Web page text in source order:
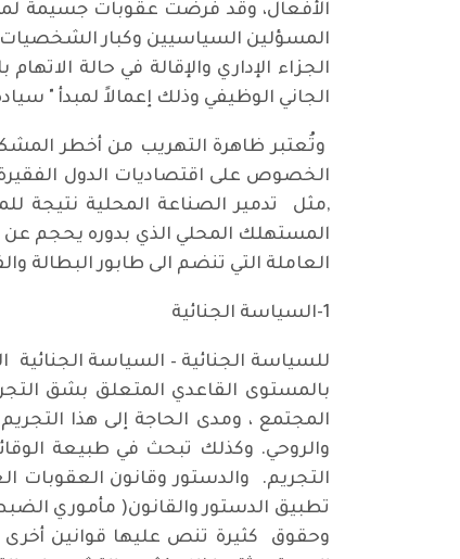
الأفعال، وقد فرضت عقوبات جسيمة
المسؤلين السياسيين وكبار الشخصيات
الجزاء الإداري والإقالة في حالة
الجاني الوظيفي وذلك إعمالاً لمبدأ "
وتُعتبر ظاهرة التهريب من أخطر
الخصوص على اقتصاديات الدول الفقيرة
,مثل تدمير الصناعة المحلية نتيجة
المستهلك المحلي الذي بدوره يحجم عن
العاملة التي تنضم الى طابور البطالة
1-السياسة الجنائية
للسياسة الجنائية – السياسة
بالمستوى القاعدي المتعلق بشق
المجتمع ، ومدى الحاجة إلى هذا
والروحي. وكذلك تبحث في طبيعة
التجريم. والدستور وقانون العقوبات
تطبيق الدستور والقانون( مأموري
وحقوق كثيرة تنص عليها قوانين أخرى